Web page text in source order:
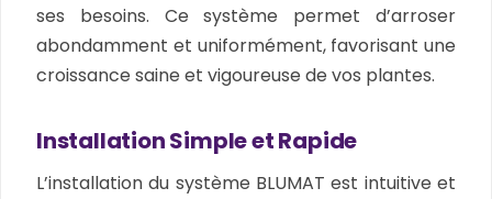
ses besoins. Ce système permet d’arroser
abondamment et uniformément, favorisant une
croissance saine et vigoureuse de vos plantes.
Installation Simple et Rapide
L’installation du système BLUMAT est intuitive et